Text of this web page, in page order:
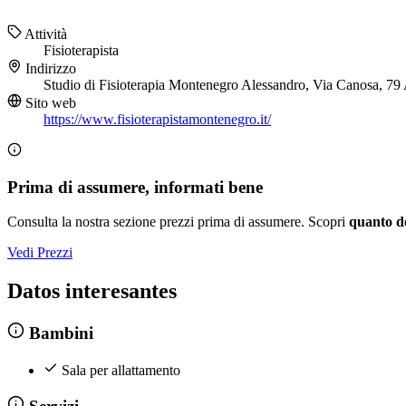
Attività
Fisioterapista
Indirizzo
Studio di Fisioterapia Montenegro Alessandro, Via Canosa,
Sito web
https://www.fisioterapistamontenegro.it/
Prima di assumere, informati bene
Consulta la nostra sezione prezzi prima di assumere. Scopri quanto
Vedi Prezzi
Datos interesantes
Bambini
Sala per allattamento